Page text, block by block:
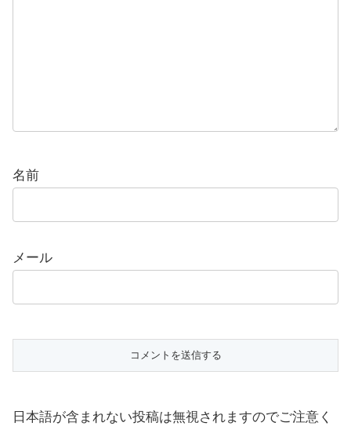
名前
メール
日本語が含まれない投稿は無視されますのでご注意く